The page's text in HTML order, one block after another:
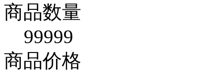
商品数量
99999
商品价格